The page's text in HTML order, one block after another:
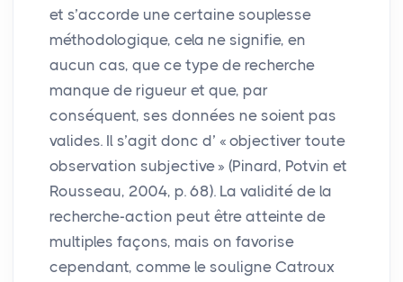
et s’accorde une certaine souplesse
méthodologique, cela ne signifie, en
aucun cas, que ce type de recherche
manque de rigueur et que, par
conséquent, ses données ne soient pas
valides. Il s’agit donc d’ « objectiver toute
observation subjective » (Pinard, Potvin et
Rousseau, 2004, p. 68). La validité de la
recherche-action peut être atteinte de
multiples façons, mais on favorise
cependant, comme le souligne Catroux